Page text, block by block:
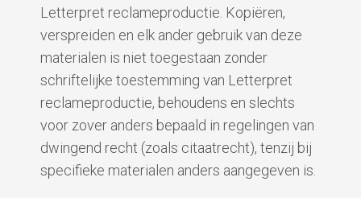
Letterpret reclameproductie. Kopiëren,
verspreiden en elk ander gebruik van deze
materialen is niet toegestaan zonder
schriftelijke toestemming van Letterpret
reclameproductie, behoudens en slechts
voor zover anders bepaald in regelingen van
dwingend recht (zoals citaatrecht), tenzij bij
specifieke materialen anders aangegeven is.